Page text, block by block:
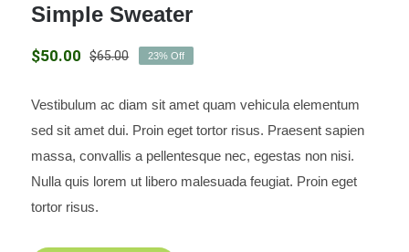
Simple Sweater
Simple Sweater
$65.00El
original
$65.00.
$50.00
El
actual
$50.00.
23% Off
Vestibulum ac diam sit amet quam vehicula elementum
sed sit amet dui. Proin eget tortor risus. Praesent sapien
massa, convallis a pellentesque nec, egestas non nisi.
Nulla quis lorem ut libero malesuada feugiat. Proin eget
tortor risus.